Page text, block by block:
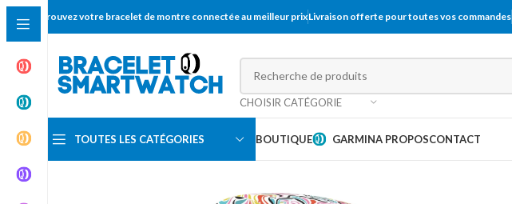
Trouvez votre bracelet de montre connectée au meilleur prixLivraison offerte pour toutes vos commandes
CHOISIR CATÉGORIE
TOUTES LES CATÉGORIES BOUTIQUE GARMINA PROPOSCONTACT